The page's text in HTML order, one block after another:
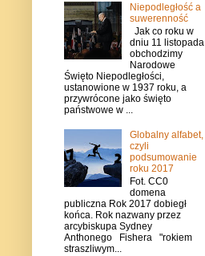
Niepodległość a
suwerenność
Jak co roku w
dniu 11 listopada
obchodzimy
Narodowe
Święto Niepodległości,
ustanowione w 1937 roku, a
przywrócone jako święto
państwowe w ...
Globalny alfabet,
czyli
podsumowanie
roku 2017
Fot. CC0
domena
publiczna Rok 2017 dobiegł
końca. Rok nazwany przez
arcybiskupa Sydney
Anthonego Fishera "rokiem
straszliwym...